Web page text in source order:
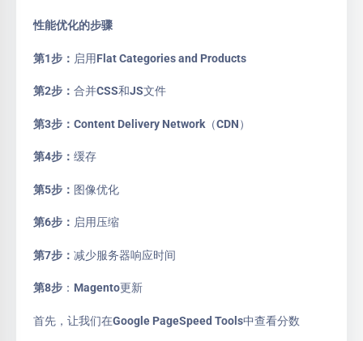
性能优化的步骤
第1步： 启用Flat Categories and Products
第2步： 合并CSS和JS文件
第3步： Content Delivery Network（CDN）
第4步： 缓存
第5步： 图像优化
第6步： 启用压缩
第7步： 减少服务器响应时间
第8步 ：Magento更新
首先，让我们在Google PageSpeed Tools中查看分数